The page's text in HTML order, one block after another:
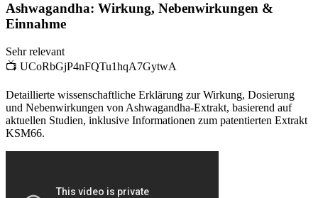
Ashwagandha: Wirkung, Nebenwirkungen &
Einnahme
Sehr relevant
📺 UCoRbGjP4nFQTu1hqA7GytwA
Detaillierte wissenschaftliche Erklärung zur Wirkung, Dosierung
und Nebenwirkungen von Ashwagandha-Extrakt, basierend auf
aktuellen Studien, inklusive Informationen zum patentierten Extrakt
KSM66.